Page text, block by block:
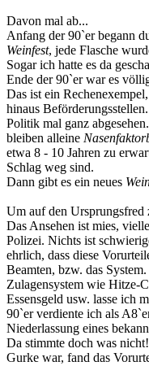
Davon mal ab...
Anfang der 90`er begann
Weinfest, jede Flasche
Sogar ich hatte es da
Ende der 90`er war es
Das ist ein
hinaus
Politik mal ganz
bleiben alleine
etwa 8 - 10 Jahren zu
Schlag weg sind.
Dann gibt es ein neues
Um auf den Ursprungsfred
Das Ansehen ist mies,
Polizei. Nichts ist
ehrlich, dass diese
Beamten, bzw. das
Zulagensystem wie Hitze-
Essensgeld usw. lasse ich
90`er verdiente ich als
Niederlassung eines
Da stimmte doch was
Gurke war, fand das